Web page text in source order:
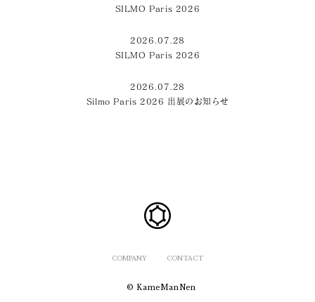
SILMO Paris 2026
2026.07.28
SILMO Paris 2026
2026.07.28
Silmo Paris 2026 出展のお知らせ
COMPANY CONTACT
© KameManNen